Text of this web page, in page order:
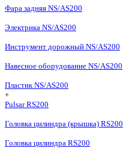
Фара задняя NS/AS200
Электрика NS/AS200
Инструмент дорожный NS/AS200
Навесное оборудование NS/AS200
Пластик NS/AS200
+
Pulsar RS200
Головка цилиндра (крышка) RS200
Головка цилиндра RS200